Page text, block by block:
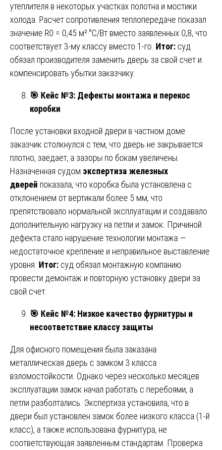
утеплителя в некоторых участках полотна и мостики
холода. Расчет сопротивления теплопередаче показал
значение R0 = 0,45 м²·°C/Вт вместо заявленных 0,8, что
соответствует 3-му классу вместо 1-го. Итог: суд
обязал производителя заменить дверь за свой счет и
компенсировать убытки заказчику.
🎯 Кейс №3: Дефекты монтажа и перекос
коробки
После установки входной двери в частном доме
заказчик столкнулся с тем, что дверь не закрывается
плотно, заедает, а зазоры по бокам увеличены.
Назначенная судом экспертиза железных
дверей показала, что коробка была установлена с
отклонением от вертикали более 5 мм, что
препятствовало нормальной эксплуатации и создавало
дополнительную нагрузку на петли и замок. Причиной
дефекта стало нарушение технологии монтажа —
недостаточное крепление и неправильное выставление
уровня. Итог: суд обязал монтажную компанию
провести демонтаж и повторную установку двери за
свой счет.
🎯 Кейс №4: Низкое качество фурнитуры и
несоответствие классу защиты
Для офисного помещения была заказана
металлическая дверь с замком 3 класса
взломостойкости. Однако через несколько месяцев
эксплуатации замок начал работать с перебоями, а
петли разболтались. Экспертиза установила, что в
двери был установлен замок более низкого класса (1-й
класс), а также использована фурнитура, не
соответствующая заявленным стандартам. Проверка